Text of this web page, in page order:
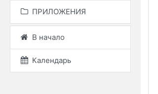
ПРИЛОЖЕНИЯ
В начало
Календарь